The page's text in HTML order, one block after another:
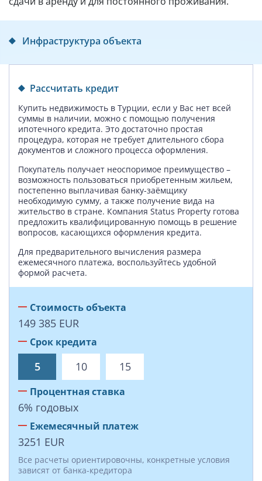
Инфраструктура объекта
Рассчитать кредит
Купить недвижимость в Турции, если у Вас нет всей
суммы в наличии, можно с помощью получения
ипотечного кредита. Это достаточно простая
процедура, которая не требует длительного сбора
документов и сложного процесса оформления.
Покупатель получает неоспоримое преимущество –
возможность пользоваться приобретенным жильем,
постепенно выплачивая банку-заёмщику
необходимую сумму, а также получение вида на
жительство в стране. Компания Status Property готова
предложить квалифицированную помощь в решение
вопросов, касающихся оформления кредита.
Для предварительного вычисления размера
ежемесячного платежа, воспользуйтесь удобной
формой расчета.
Стоимость объекта
149 385 EUR
Срок кредита
5 10 15
Процентная ставка
6% годовых
Ежемесячный платеж
3251 EUR
Все расчеты ориентировочны, конкретные условия
зависят от банка-кредитора